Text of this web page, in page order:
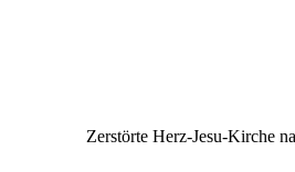
Zerstörte Herz-Jesu-Kirche